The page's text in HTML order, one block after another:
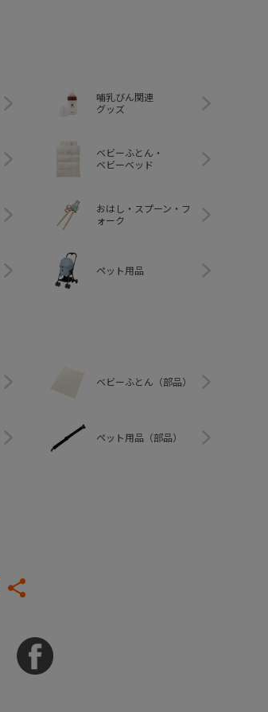
哺乳びん関連
グッズ
ベビーふとん・
ベビーベッド
おはし・スプーン・フ
ォーク
ペット用品
ベビーふとん（部品）
ペット用品（部品）